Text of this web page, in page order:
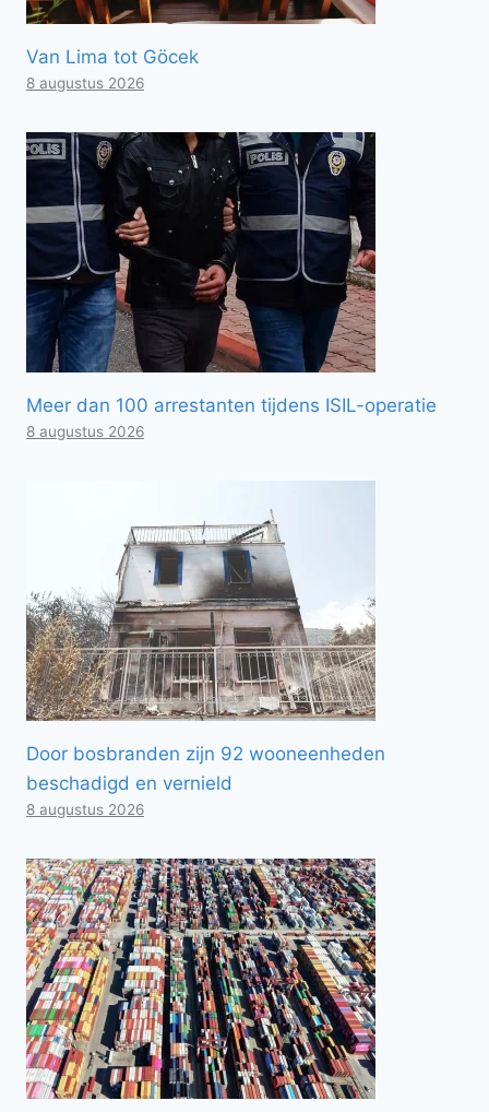
Van Lima tot Göcek
8 augustus 2026
Meer dan 100 arrestanten tijdens ISIL-operatie
8 augustus 2026
Door bosbranden zijn 92 wooneenheden
beschadigd en vernield
8 augustus 2026